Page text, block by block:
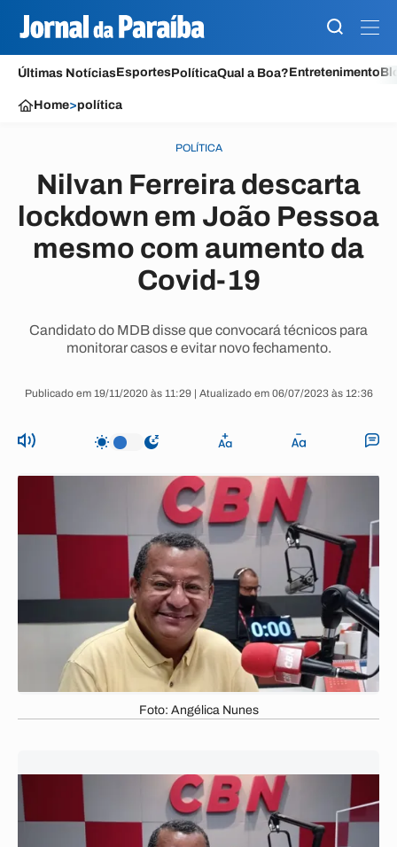
Últimas NotíciasEsportesPolíticaQual a Boa?Entretenimento
Home>política
POLÍTICA
Nilvan Ferreira descarta
lockdown em João Pessoa
mesmo com aumento da
Covid-19
Candidato do MDB disse que convocará técnicos para
monitorar casos e evitar novo fechamento.
Publicado em 19/11/2020 às 11:29 | Atualizado em 06/07/2023 às 12:36
Foto: Angélica Nunes